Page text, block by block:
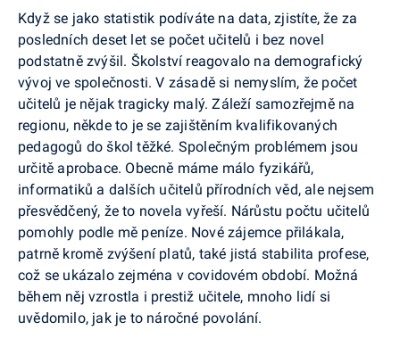
Když se jako statistik podíváte na data, zjistíte, že za
posledních deset let se počet učitelů i bez novel
podstatně zvýšil. Školství reagovalo na demografický
vývoj ve společnosti. V zásadě si nemyslím, že počet
učitelů je nějak tragicky malý. Záleží samozřejmě na
regionu, někde to je se zajištěním kvalifikovaných
pedagogů do škol těžké. Společným problémem jsou
určitě aprobace. Obecně máme málo fyzikářů,
informatiků a dalších učitelů přírodních věd, ale nejsem
přesvědčený, že to novela vyřeší. Nárůstu počtu učitelů
pomohly podle mě peníze. Nové zájemce přilákala,
patrně kromě zvýšení platů, také jistá stabilita profese,
což se ukázalo zejména v covidovém období. Možná
během něj vzrostla i prestiž učitele, mnoho lidí si
uvědomilo, jak je to náročné povolání.